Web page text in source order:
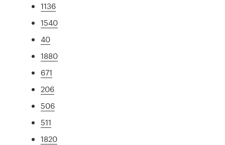
1136
1540
40
1880
671
206
506
511
1820